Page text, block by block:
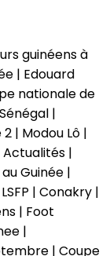
guinéens à
| Edouard
nationale de
|
| Modou Lô |
Actualités |
Guinée |
| Conakry |
| Foot
|
| Coupe